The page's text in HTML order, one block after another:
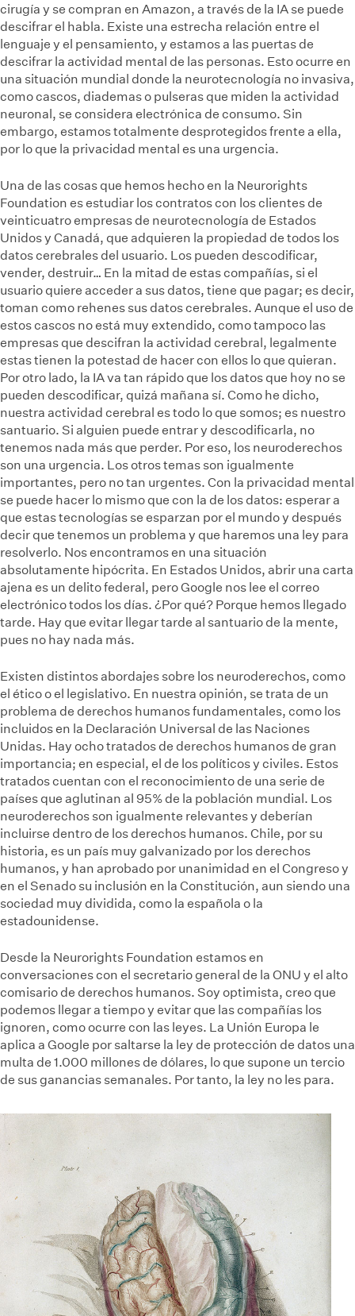
cirugía y se compran en Amazon, a través de la IA se puede
descifrar el habla. Existe una estrecha relación entre el
lenguaje y el pensamiento, y estamos a las puertas de
descifrar la actividad mental de las personas. Esto ocurre en
una situación mundial donde la neurotecnología no invasiva,
como cascos, diademas o pulseras que miden la actividad
neuronal, se considera electrónica de consumo. Sin
embargo, estamos totalmente desprotegidos frente a ella,
por lo que la privacidad mental es una urgencia.
Una de las cosas que hemos hecho en la Neurorights
Foundation es estudiar los contratos con los clientes de
veinticuatro empresas de neurotecnología de Estados
Unidos y Canadá, que adquieren la propiedad de todos los
datos cerebrales del usuario. Los pueden descodificar,
vender, destruir… En la mitad de estas compañías, si el
usuario quiere acceder a sus datos, tiene que pagar; es decir,
toman como rehenes sus datos cerebrales. Aunque el uso de
estos cascos no está muy extendido, como tampoco las
empresas que descifran la actividad cerebral, legalmente
estas tienen la potestad de hacer con ellos lo que quieran.
Por otro lado, la IA va tan rápido que los datos que hoy no se
pueden descodificar, quizá mañana sí. Como he dicho,
nuestra actividad cerebral es todo lo que somos; es nuestro
santuario. Si alguien puede entrar y descodificarla, no
tenemos nada más que perder. Por eso, los neuroderechos
son una urgencia. Los otros temas son igualmente
importantes, pero no tan urgentes. Con la privacidad mental
se puede hacer lo mismo que con la de los datos: esperar a
que estas tecnologías se esparzan por el mundo y después
decir que tenemos un problema y que haremos una ley para
resolverlo. Nos encontramos en una situación
absolutamente hipócrita. En Estados Unidos, abrir una carta
ajena es un delito federal, pero Google nos lee el correo
electrónico todos los días. ¿Por qué? Porque hemos llegado
tarde. Hay que evitar llegar tarde al santuario de la mente,
pues no hay nada más.
Existen distintos abordajes sobre los neuroderechos, como
el ético o el legislativo. En nuestra opinión, se trata de un
problema de derechos humanos fundamentales, como los
incluidos en la Declaración Universal de las Naciones
Unidas. Hay ocho tratados de derechos humanos de gran
importancia; en especial, el de los políticos y civiles. Estos
tratados cuentan con el reconocimiento de una serie de
países que aglutinan al 95% de la población mundial. Los
neuroderechos son igualmente relevantes y deberían
incluirse dentro de los derechos humanos. Chile, por su
historia, es un país muy galvanizado por los derechos
humanos, y han aprobado por unanimidad en el Congreso y
en el Senado su inclusión en la Constitución, aun siendo una
sociedad muy dividida, como la española o la
estadounidense.
Desde la Neurorights Foundation estamos en
conversaciones con el secretario general de la ONU y el alto
comisario de derechos humanos. Soy optimista, creo que
podemos llegar a tiempo y evitar que las compañías los
ignoren, como ocurre con las leyes. La Unión Europa le
aplica a Google por saltarse la ley de protección de datos una
multa de 1.000 millones de dólares, lo que supone un tercio
de sus ganancias semanales. Por tanto, la ley no les para.